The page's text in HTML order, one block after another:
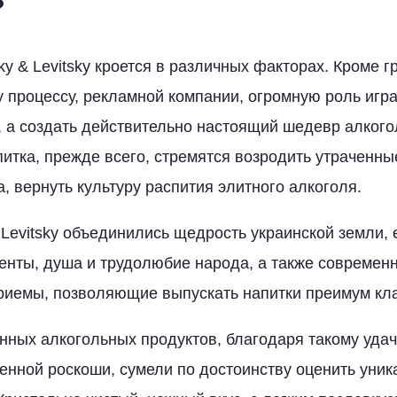
& Levitsky кроется в различных факторах. Кроме
процессу, рекламной компании, огромную роль
а создать действительно настоящий шедевр
прежде всего, стремятся возродить
вернуть культуру распития элитного алкоголя.
объединились щедрость украинской земли,
душа и трудолюбие народа, а также
позволяющие выпускать напитки преимум
алкогольных продуктов, благодаря такому
роскоши, сумели по достоинству оценить